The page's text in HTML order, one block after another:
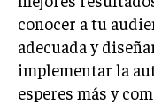
Infórmate aquí.
conocer a tu
adecuada y
implementar la
esperes más y